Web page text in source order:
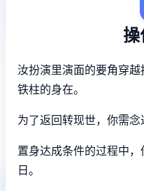
操
汝扮演里演面的要角穿
铁柱的身在。
为了返回转现世，你需念
置身达成条件的过程中，
日。